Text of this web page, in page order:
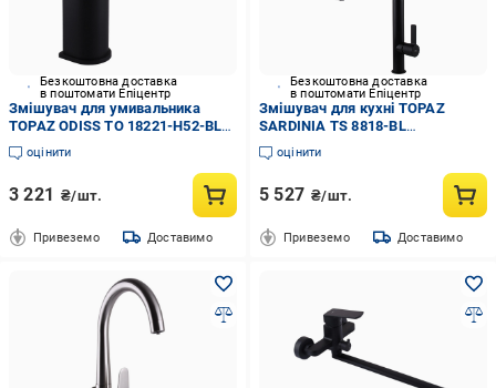
Безкоштовна доставка
в поштомати Епіцентр
Змішувач для умивальника
TOPAZ ODISS TO 18221-H52-BL
(000020839)
оцінити
3 221 ₴/шт.
Привеземо Доставимо
Безкоштовна доставка
в поштомати Епіцентр
Змішувач для кухні TOPAZ
SARDINIA TS 8818-BL
(000019559)
оцінити
5 527 ₴/шт.
Привеземо Доставимо